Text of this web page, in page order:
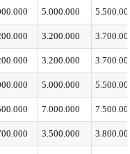
5.000.000 5.500.000
3.200.000 3.700.000
3.200.000 3.700.000
5.000.000 5.500.000
7.000.000 7.500.000
3.500.000 3.800.000